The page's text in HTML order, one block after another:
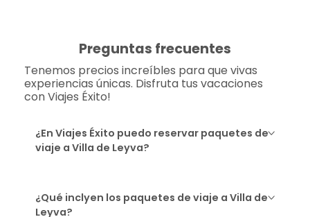
Preguntas frecuentes
Tenemos precios increíbles para que vivas
experiencias únicas. Disfruta tus vacaciones
con Viajes Éxito!
¿En Viajes Éxito puedo reservar paquetes de
viaje a Villa de Leyva?
¿Qué inclyen los paquetes de viaje a Villa de
Leyva?